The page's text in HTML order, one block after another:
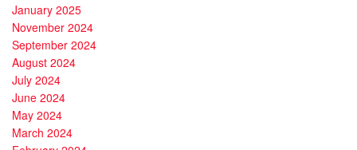
January 2025
November 2024
September 2024
August 2024
July 2024
June 2024
May 2024
March 2024